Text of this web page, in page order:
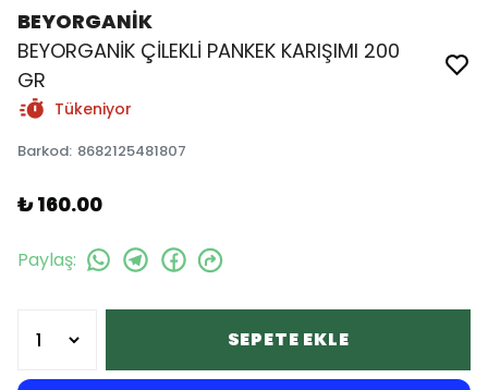
BEYORGANİK
BEYORGANİK ÇİLEKLİ PANKEK KARIŞIMI 200
GR
Tükeniyor
Barkod: 8682125481807
₺ 160.00
Paylaş:
SEPETE EKLE